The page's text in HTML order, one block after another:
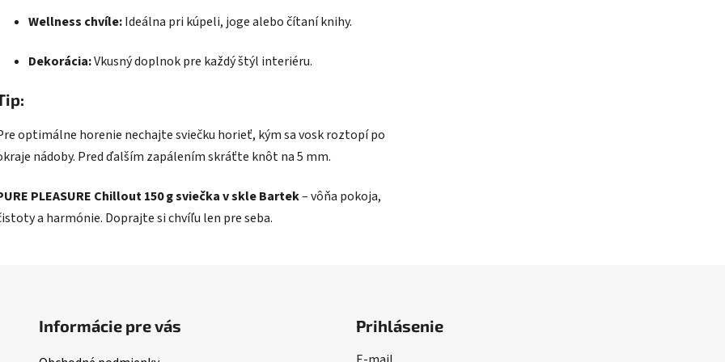
Wellness chvíle:Ideálna pri kúpeli, joge alebo čítaní knihy.
Dekorácia:Vkusný doplnok pre každý štýl interiéru.
optimálne horenie nechajte sviečku horieť, kým sa vosk roztopí po
nádoby. Pred ďalším zapálením skráťte knôt na 5 mm.
PLEASURE Chillout 150 g sviečka v skle Bartek– vôňa pokoja,
a harmónie. Doprajte si chvíľu len pre seba.
Informácie pre vás Prihlásenie